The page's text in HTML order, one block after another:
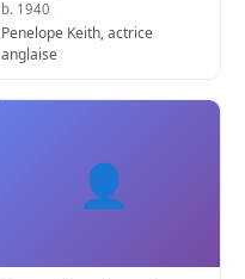
b. 1940
Penelope Keith, actrice
anglaise
👤